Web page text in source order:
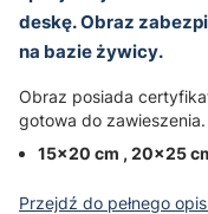
deskę. Obraz
na bazie żywicy.
Obraz posiada
gotowa do
15x20 cm , 20x25
Przejdź do pełnego